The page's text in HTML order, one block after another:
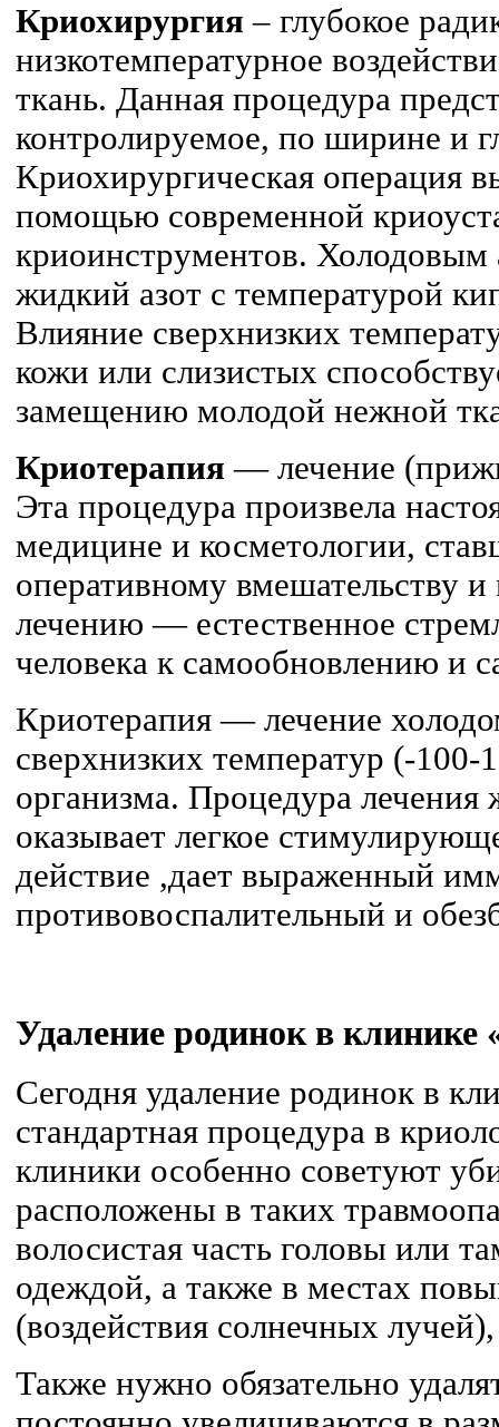
Криохирургия– глубокое
низкотемпературное
ткань. Данная процедура
контролируемое, по ширине и
Криохирургическая операция
помощью современной
криоинструментов. Холодовым
жидкий азот с температурой
Влияние сверхнизких
кожи или слизистых
замещению молодой нежной
Криотерапия— лечение
Эта процедура произвела
медицине и косметологии,
оперативному вмешательству
лечению — естественное
человека к самообновлению и
Криотерапия — лечение
сверхнизких температур (-100-
организма. Процедура лечения
оказывает легкое
действие ,дает выраженный
противовоспалительный и
Удаление родинок в
Сегодня удаление родинок в
стандартная процедура в
клиники особенно советуют
расположены в таких
волосистая часть головы или
одеждой, а также в местах
(воздействия солнечных
Также нужно обязательно